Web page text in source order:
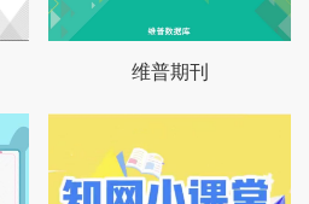
维普期刊